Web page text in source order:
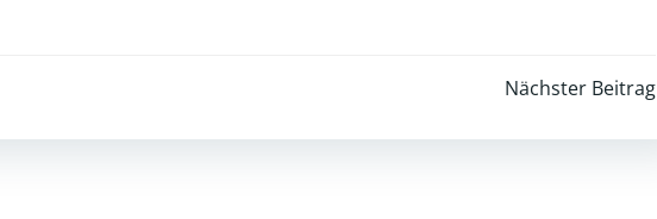
navigation
Nächster Beitrag